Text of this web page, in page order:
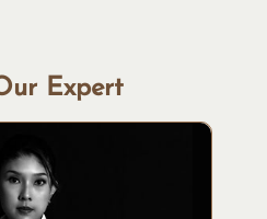
Expert